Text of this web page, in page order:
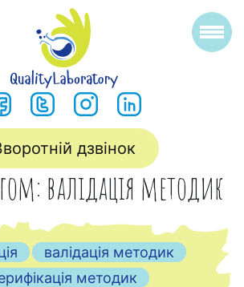
дзвінок
валідація методик
валідація методик
методик